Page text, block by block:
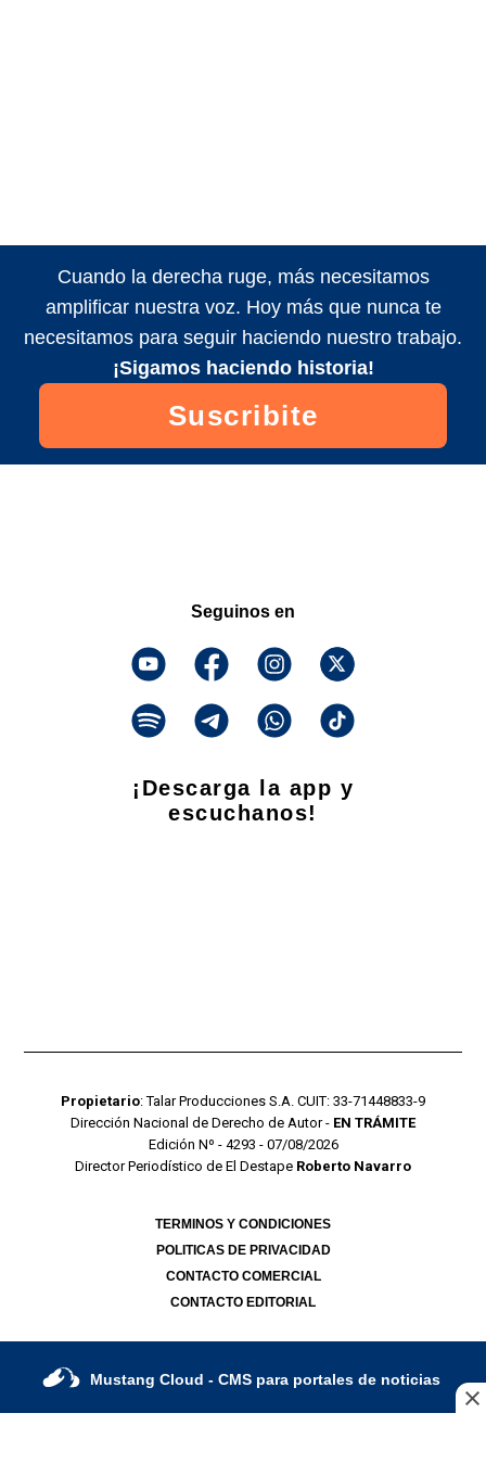
Cuando la derecha ruge, más necesitamos
amplificar nuestra voz. Hoy más que nunca te
necesitamos para seguir haciendo nuestro trabajo.
¡Sigamos haciendo historia!
Suscribite
Seguinos en
¡Descarga la app y
escuchanos!
Propietario: Talar Producciones S.A. CUIT: 33-71448833-9
Dirección Nacional de Derecho de Autor - EN TRÁMITE
Edición Nº - 4293 - 07/08/2026
Director Periodístico de El Destape Roberto Navarro
TERMINOS Y CONDICIONES
POLITICAS DE PRIVACIDAD
CONTACTO COMERCIAL
CONTACTO EDITORIAL
Mustang Cloud - CMS para portales de noticias